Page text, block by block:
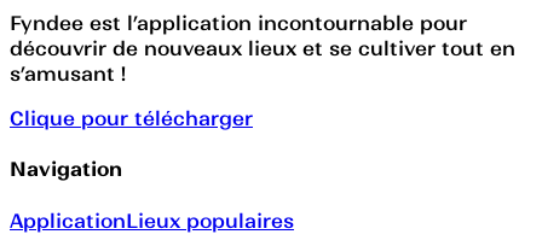
Fyndee est l’application incontournable pour
découvrir de nouveaux lieux et se cultiver tout en
s’amusant !
Clique pour télécharger
Navigation
ApplicationLieux populaires